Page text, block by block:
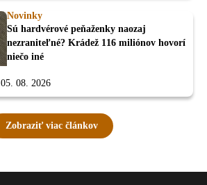
Novinky
Sú hardvérové peňaženky naozaj
nezraniteľné? Krádež 116 miliónov hovorí
niečo iné
05. 08. 2026
Zobraziť viac článkov